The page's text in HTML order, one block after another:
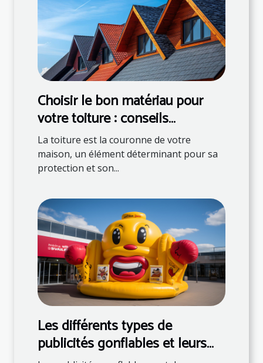
Choisir le bon matériau pour
votre toiture : conseils
d'experts
La toiture est la couronne de votre
maison, un élément déterminant pour sa
protection et son...
Les différents types de
publicités gonflables et leurs